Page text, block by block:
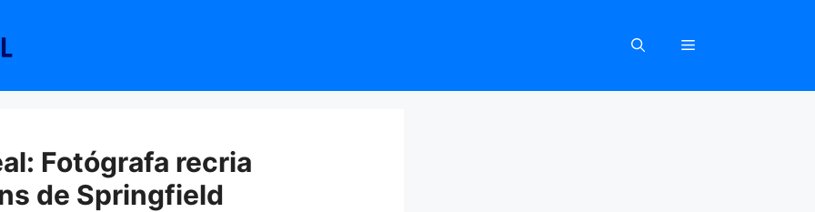
Fotógrafa recria
de Springfield